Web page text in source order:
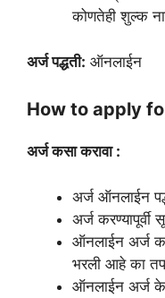
कोणतेही शुल्क
अर्ज पद्धती: ऑनलाईन
How to apply
अर्ज कसा करावा :
अर्ज ऑनलाईन
अर्ज करण्यापूर्वी
ऑनलाईन अर्ज
भरली आहे का
ऑनलाईन अर्ज